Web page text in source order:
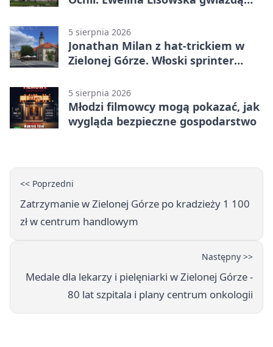
5 sierpnia 2026
Jonathan Milan z hat-trickiem w
Zielonej Górze. Włoski sprinter
5 sierpnia 2026
Młodzi filmowcy mogą pokazać, jak
wygląda bezpieczne gospodarstwo
<< Poprzedni
Zatrzymanie w Zielonej Górze po kradzieży 1 100
zł w centrum handlowym
Następny >>
Medale dla lekarzy i pielęniarki w Zielonej Górze -
80 lat szpitala i plany centrum onkologii